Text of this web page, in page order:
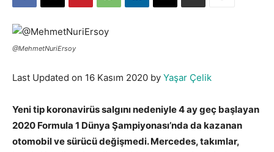
@MehmetNuriErsoy
Last Updated on 16 Kasım 2020 by Yaşar Çelik
Yeni tip koronavirüs salgını nedeniyle 4 ay geç başlayan
2020 Formula 1 Dünya Şampiyonası’nda da kazanan
otomobil ve sürücü değişmedi. Mercedes, takımlar,